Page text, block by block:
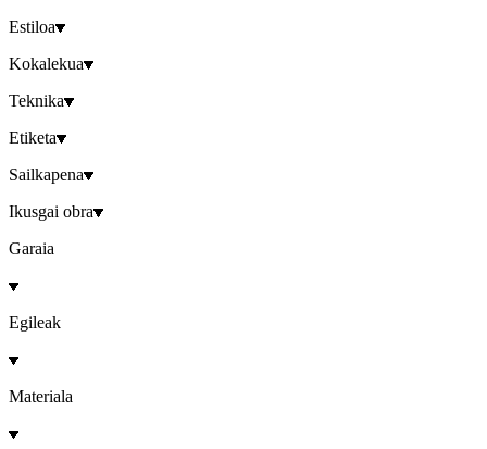
Estiloa
Kokalekua
Teknika
Etiketa
Sailkapena
Ikusgai obra
Garaia
Egileak
Materiala